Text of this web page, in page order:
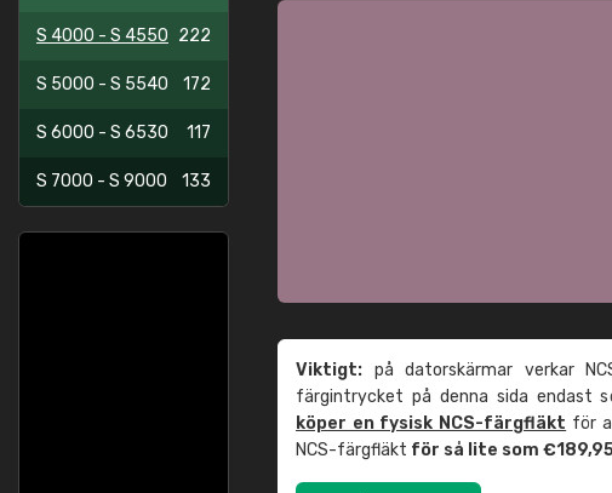
S 4000 - S 4550 222
S 5000 - S 5540 172
S 6000 - S 6530 117
S 7000 - S 9000 133
Viktigt: på datorskärmar verkar
färgintrycket på denna sida endast
köper en fysisk NCS-färgfläkt för
NCS-färgfläkt för så lite som